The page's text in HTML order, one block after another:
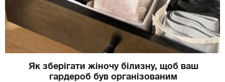
Як зберігати жіночу білизну, щоб ваш
гардероб був організованим